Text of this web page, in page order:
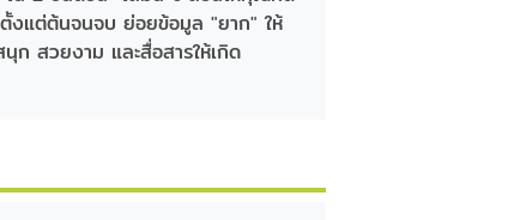
ตั้งแต่ต้นจนจบ ย่อยข้อมูล "ยาก" ให้
สวยงาม และสื่อสารให้เกิด